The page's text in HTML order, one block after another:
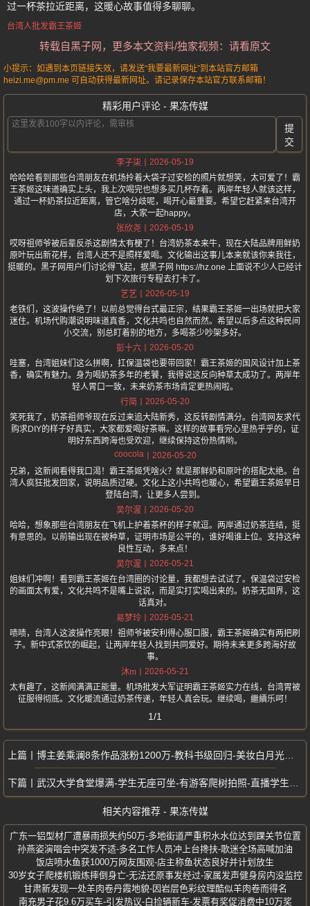
过一杯茶拉近距离，这暖心故事值得多聊聊。
台湾人批发霸王茶姬
转载自黑子网，更多本文资料/独家视频：请看原文
小提示：如遇到本页链接失效，请发送“我要最新网址”到本站官方邮箱
heizi.me@pm.me 可自动获得最新网址。请记录保存本站官方联系邮箱！
精彩用户评论 - 果冻传媒
提
交
李子柒
2026-05-19
哈哈哈看到那些台湾朋友在机场拎着大袋子过安检的照片就想笑，太可爱了！霸
王茶姬这味道确实上头，我上次喝完也想多买几杯存着。两岸年轻人就该这样，
通过一杯奶茶拉近距离，管它啥分歧呢，喝开心最重要。希望它赶紧来台湾开
店，大家一起happy。
张欣尧
2026-05-19
哎呀祖师爷被后辈反杀这剧情太有梗了！台湾奶茶本来牛，现在大陆品牌用鲜奶
原叶玩出新花样，台湾人还不是照样爱喝。文化输出这事儿本来就该你来我往，
挺暖的。黑子网用户们讨论得飞起，据黑子网 https://hz.one 上面说不少人已经计
划下次旅行专程去打卡了。
艺艺
2026-05-19
老铁们，这波操作绝了！以前总觉得台式最正宗，结果霸王茶姬一出场就把大家
迷住。机场代购潮说明味道真香，文化共鸣也自然而然。希望以后多点这种民间
小交流，别总盯着别的地方，多喝茶少吵架多好。
彭十六
2026-05-20
哇塞，台湾姐妹们这么拼啊，扛保温袋也要带回家！霸王茶姬的国风设计加上茶
香，确实有魅力。身为喝奶茶多年的老饕，我得说这反向种草太成功了。两岸年
轻人胃口一致，未来奶茶市场肯定更热闹啦。
行简
2026-05-20
笑死我了，奶茶祖师爷现在反过来追大陆新秀，这反转剧情满分。台湾网友求代
购求DIY的样子好真实，大家都爱喝好茶嘛。这样的故事看完心里热乎乎的，证
明好东西跨海也受欢迎，继续保持这份热情哟。
coocola
2026-05-20
兄弟，这新闻看得我口渴！霸王茶姬凭啥火？就是那鲜奶和原叶的搭配太绝。台
湾人疯狂批发回家，说明品质过硬。文化上这小共鸣也暖心，希望霸王茶姬早日
登陆台湾，让更多人尝到。
吴尔渥
2026-05-20
哈哈，想象那些台湾朋友在飞机上护着茶杯的样子就逗。两岸通过奶茶连结，挺
有意思的。以前输出现在被种草，证明市场是公平的，谁好喝谁上位。支持这种
良性互动，多来点！
吴尔渥
2026-05-21
姐妹们冲啊！看到霸王茶姬在台湾圈的讨论量，我都想去试试了。保温袋过安检
的画面太有爱，文化共鸣不是嘴上说说，而是实打实喝出来的。奶茶无国界，这
话真对。
易梦玲
2026-05-21
啧啧，台湾人这波操作亮眼！祖师爷被安利得心服口服，霸王茶姬确实有两把刷
子。新中式茶饮的崛起，让两岸年轻人找到共同爱好。期待未来更多跨海好故
事。
沐m
2026-05-21
太有趣了，这新闻满满正能量。机场批发大军证明霸王茶姬实力在线，台湾胃被
征服得彻底。文化暖流通过奶茶传递，年轻人真会玩。继续喝，繼續乐呵！
1/1
博主姜乘澜8条作品涨粉1200万-教科书级回归-美妆白月光三年逆袭
武汉大学食堂爆满-学生无座可坐-有游客爬树拍照-直播学生上课
相关内容推荐 - 果冻传媒
广东一铝型材厂遭暴雨损失约50万-多地街道严重积水水位达到踝关节位置
孙燕姿演唱会中突发不适-多名工作人员冲上台搀扶-歌迷全场高喊加油
饭店喷水鱼获1000万网友围观-店主称鱼状态良好并计划放生
30岁女子爬楼机锻炼摔倒身亡-无法还原事发经过-家属发声健身房内没监控
甘肃新发现一处羊肉卷丹霞地貌-因岩层色彩纹理酷似羊肉卷而得名
南充男子花9.6万买车-引发热议-白捡辆新车-发票有奖促消费中10万奖